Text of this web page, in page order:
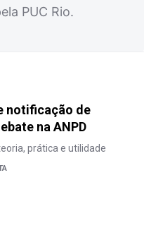
PUC Rio.
notificação de
na ANPD
prática e utilidade